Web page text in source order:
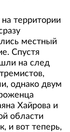
территории
местный
Спустя
на след
однако двум
Хайрова и
области
и вот теперь,